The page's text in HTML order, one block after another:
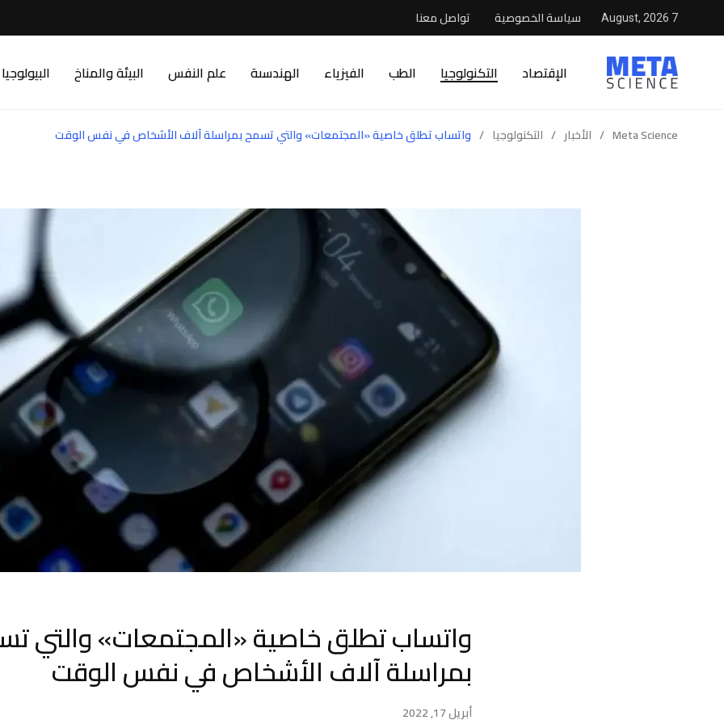
7 August, 2026 سياسة الخصوصية تواصل معنا
الإقتصاد التكنولوجيا الطب الفيزياء الهندسىة علم النفس البيئة والمناخ البيولوجيا
Meta Science
/ الأخبار / التكنولوجيا / واتساب تطلق خاصية «المجتمعات» والتي تسمح بمراسلة آلاف الأشخاص في نفس الوقت
واتساب تطلق خاصية «المجتمعات» والتي
بمراسلة آلاف الأشخاص في نفس الوقت
أبريل 17, 2022